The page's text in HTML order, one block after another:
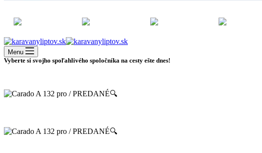
Menu
Vyberte si svojho spoľahlivého spoločníka na cesty ešte dnes!
🔍
🔍